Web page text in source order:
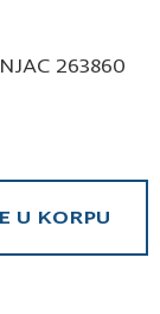
263860
U KORPU